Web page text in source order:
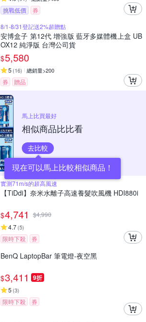
挑戰低價
券
8/1-8/31登記送2%超贈點
安博盒子 第12代 增強版 藍牙多媒體機上盒 UB
OX12 純淨版 台灣公司貨
$5,580
5 (16) 總銷量>200
券 贈品
馬上比買最好
相似商品比比看
去比較
現在可以馬上比較相似商品！
實測71m/s的超高風速
【TiDdi】奈米水離子高速養髮吹風機 HDI880i
$4,741 $4,990
4.7(5)
限時下殺 券
BenQ LaptopBar 筆電燈-夜空黑
$3,411 9折
5 (3)
限時下殺 券